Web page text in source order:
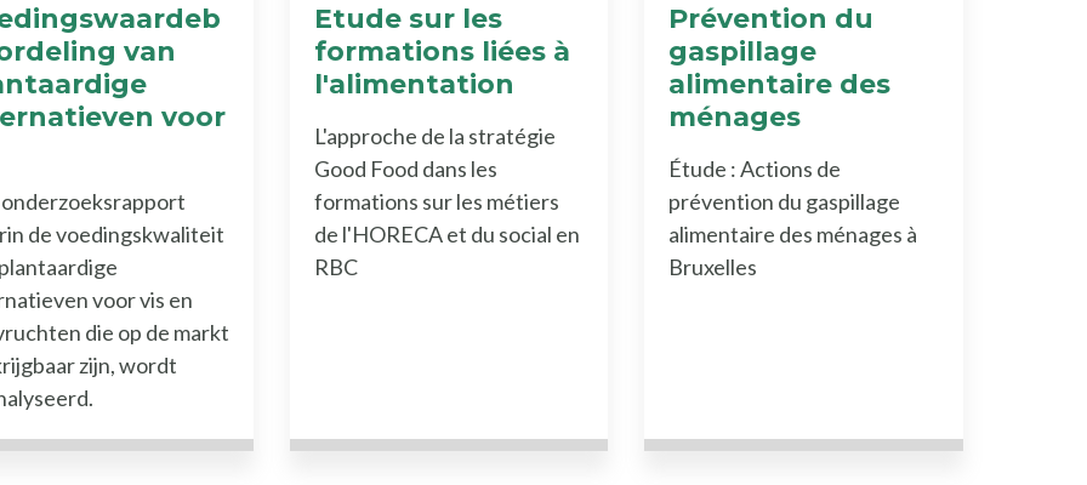
Actoren
Documentatie
de hulpmiddelen Inspirerende projecten
hulpmiddelen Opleidingen / Begeleiding
Overheidssteun
Reglementering
van
voor
onderzoeksrapport
de voedingskwaliteit
voor vis en
die op de markt
zijn, wordt
Etude sur les
formations liées à
l'alimentation
L'approche de la stratégie
Good Food dans les
formations sur les métiers
de l'HORECA et du social en
RBC
Prévention du
gaspillage
alimentaire des
ménages
Étude : Actions de
prévention du gaspillage
alimentaire des ménages à
Bruxelles